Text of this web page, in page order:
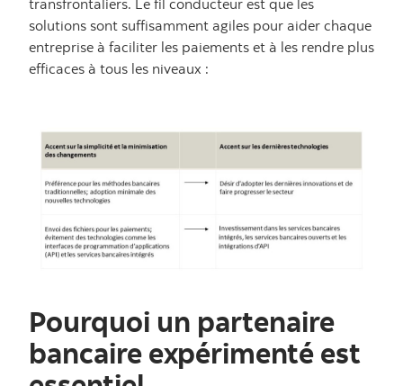
solutions sont suffisamment agiles pour aider chaque
entreprise à faciliter les paiements et à les rendre plus
efficaces à tous les niveaux :
Pourquoi un partenaire
bancaire expérimenté est